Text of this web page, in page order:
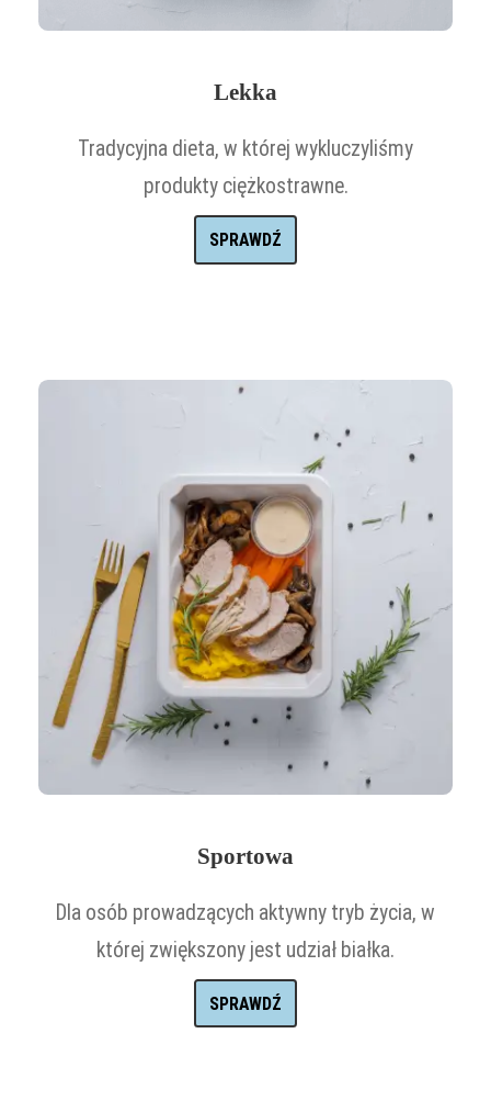
Lekka
Tradycyjna dieta, w której wykluczyliśmy
produkty ciężkostrawne.
SPRAWDŹ
Sportowa
Dla osób prowadzących aktywny tryb życia, w
której zwiększony jest udział białka.
SPRAWDŹ